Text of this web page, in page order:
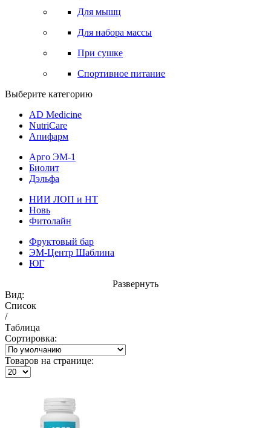
Для мышц
Для набора массы
При сушке
Спортивное питание
Выберите категорию
AD Medicine
NutriCare
Апифарм
Арго ЭМ-1
Биолит
Дэльфа
НИИ ЛОП и НТ
Новь
Фитолайн
Фруктовый бар
ЭМ-Центр Шаблина
ЮГ
Развернуть
Вид:
Список
/
Таблица
Сортировка:
Товаров на странице: